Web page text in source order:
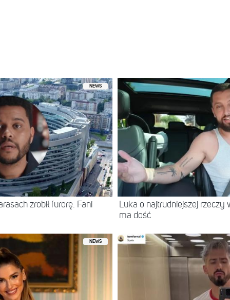
NEWS
zrobił furorę. Fani
Luka o najtrudniejszej rzeczy
ma dość
NEWS